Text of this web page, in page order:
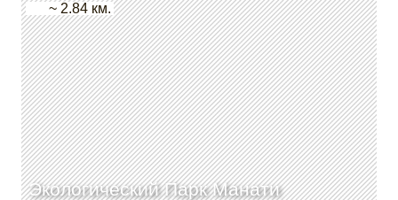
Экологический Парк Манати
~ 2.84 км.